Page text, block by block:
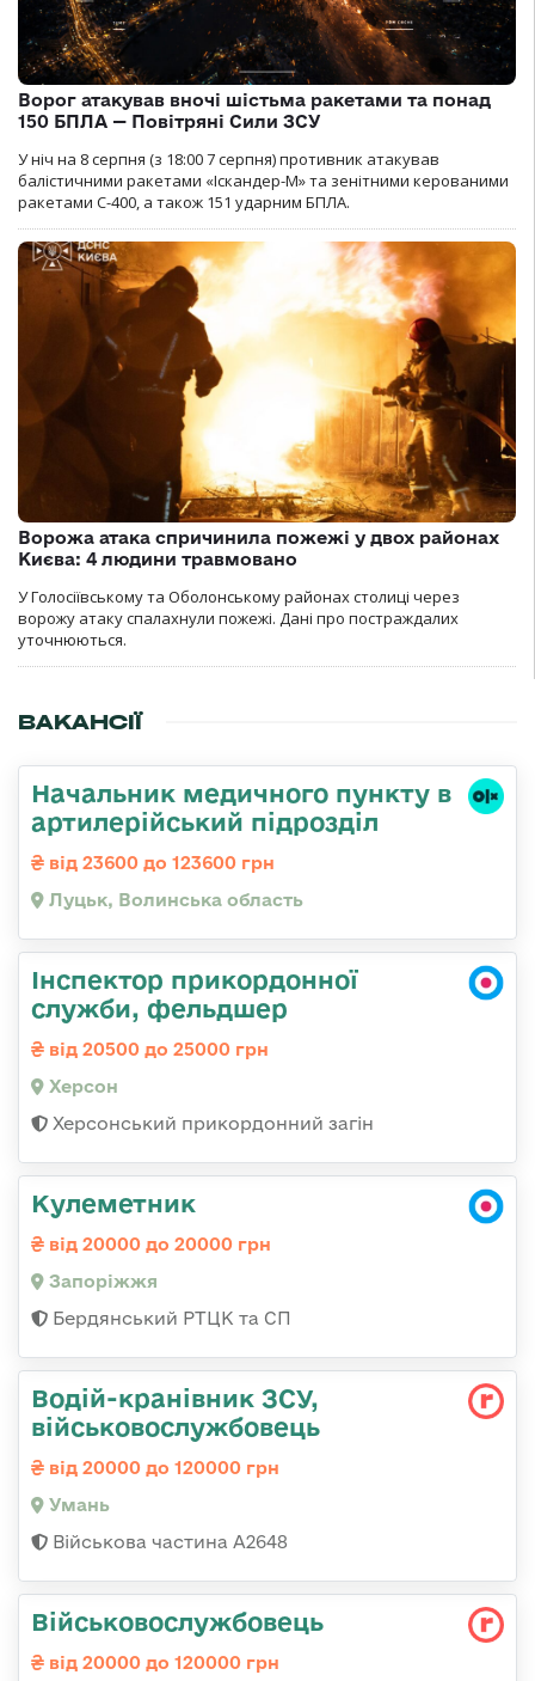
Ворог атакував вночі шістьма ракетами та понад
150 БПЛА — Повітряні Сили ЗСУ
У ніч на 8 серпня (з 18:00 7 серпня) противник атакував
балістичними ракетами «Іскандер-М» та зенітними керованими
ракетами С-400, а також 151 ударним БПЛА.
Ворожа атака спричинила пожежі у двох районах
Києва: 4 людини травмовано
У Голосіївському та Оболонському районах столиці через
ворожу атаку спалахнули пожежі. Дані про постраждалих
уточнюються.
ВАКАНСІЇ
Начальник медичного пункту в
артилерійський підрозділ
від 23600 до 123600 грн
Луцьк, Волинська область
Інспектор прикордонної
служби, фельдшер
від 20500 до 25000 грн
Херсон
Херсонський прикордонний загін
Кулеметник
від 20000 до 20000 грн
Запоріжжя
Бердянський РТЦК та СП
Водій-кранівник ЗСУ,
військовослужбовець
від 20000 до 120000 грн
Умань
Військова частина А2648
Військовослужбовець
від 20000 до 120000 грн